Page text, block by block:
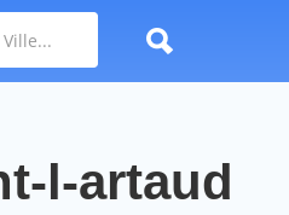
l-artaud